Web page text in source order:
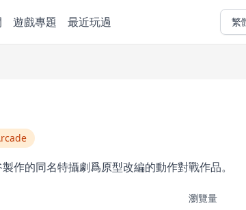
遊戲專題 最近玩過 繁
作的同名特攝劇爲原型改編的動作對戰作品。
瀏覽量